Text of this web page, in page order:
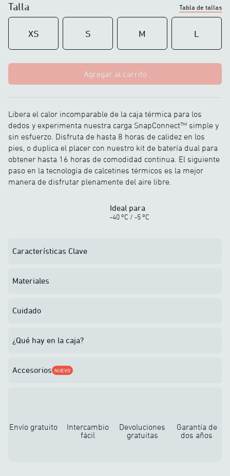
Talla Tabla de tallas
XS S M L
Agregar al carrito
Libera el calor incomparable de la caja térmica para los
dedos y experimenta nuestra carga SnapConnect™ simple y
sin esfuerzo. Disfruta de hasta 8 horas de calidez en los
pies, o duplica el placer con nuestro kit de batería dual para
obtener hasta 16 horas de comodidad continua. El siguiente
paso en la tecnología de calcetines térmicos es la mejor
manera de disfrutar plenamente del aire libre.
Ideal para
-40 oC / -5 oC
Características Clave
Materiales
Cuidado
¿Qué hay en la caja?
Accesorios NUEVO
Envío gratuito
Intercambio
fácil
Devoluciones
gratuitas
Garantía de
dos años